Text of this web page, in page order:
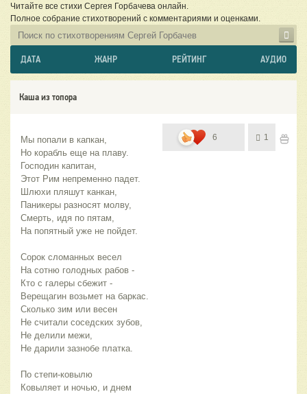
Читайте все стихи Сергея Горбачева онлайн.
Полное собрание стихотворений с комментариями и оценками.
ДАТА ЖАНР РЕЙТИНГ АУДИО
Каша из топора
Мы попали в капкан,
Но корабль еще на плаву.
Господин капитан,
Этот Рим непременно падет.
Шлюхи пляшут канкан,
Паникеры разносят молву,
Смерть, идя по пятам,
На попятный уже не пойдет.
Сорок сломанных весел
На сотню голодных рабов -
Кто с галеры сбежит -
Верещагин возьмет на баркас.
Сколько зим или весен
Не считали соседских зубов,
Не делили межи,
Не дарили зазнобе платка.
По степи-ковылю
Ковыляет и ночью, и днем
6 1